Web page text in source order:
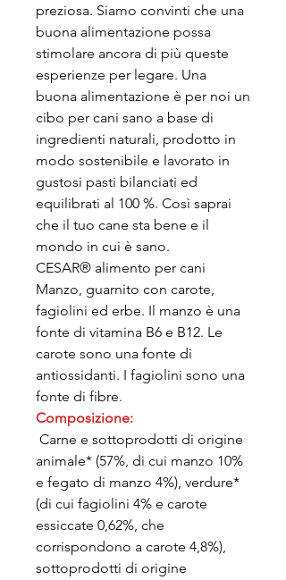
preziosa. Siamo convinti che una
buona alimentazione possa
stimolare ancora di più queste
esperienze per legare. Una
buona alimentazione è per noi un
cibo per cani sano a base di
ingredienti naturali, prodotto in
modo sostenibile e lavorato in
gustosi pasti bilanciati ed
equilibrati al 100 %. Così saprai
che il tuo cane sta bene e il
mondo in cui è sano.
CESAR® alimento per cani
Manzo, guarnito con carote,
fagiolini ed erbe. Il manzo è una
fonte di vitamina B6 e B12. Le
carote sono una fonte di
antiossidanti. I fagiolini sono una
fonte di fibre.
Composizione:
Carne e sottoprodotti di origine
animale* (57%, di cui manzo 10%
e fegato di manzo 4%), verdure*
(di cui fagiolini 4% e carote
essiccate 0,62%, che
corrispondono a carote 4,8%),
sottoprodotti di origine